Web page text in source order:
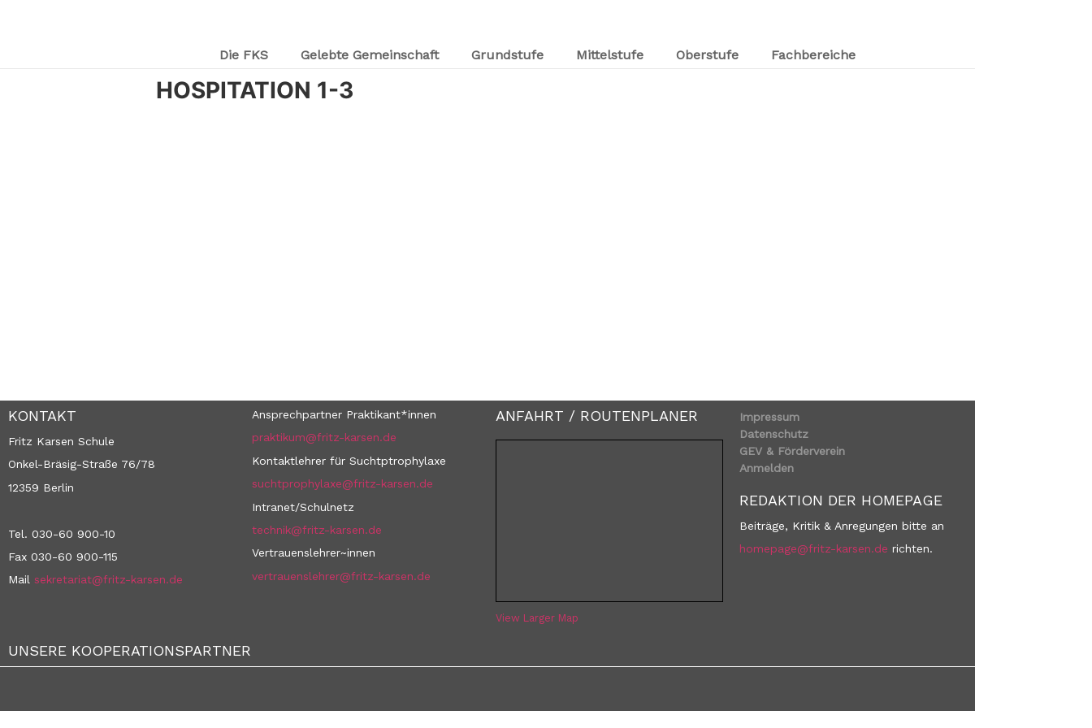
Die FKS Gelebte Gemeinschaft Grundstufe Mittelstufe Oberstufe Fachbereiche
HOSPITATION 1-3
KONTAKT
Fritz Karsen Schule
Onkel-Bräsig-Straße 76/78
12359 Berlin
Tel. 030-60 900-10
Fax 030-60 900-115
Mail sekretariat@fritz-karsen.de
Ansprechpartner Praktikant*innen
praktikum@fritz-karsen.de
Kontaktlehrer für Suchtptrophylaxe
suchtprophylaxe@fritz-karsen.de
Intranet/Schulnetz
technik@fritz-karsen.de
Vertrauenslehrer~innen
vertrauenslehrer@fritz-karsen.de
ANFAHRT / ROUTENPLANER
View Larger Map
Impressum
Datenschutz
GEV & Förderverein
Anmelden
REDAKTION DER HOMEPAGE
Beiträge, Kritik & Anregungen bitte an
homepage@fritz-karsen.de richten.
UNSERE KOOPERATIONSPARTNER